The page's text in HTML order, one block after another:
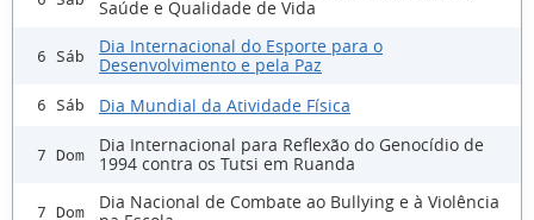
Saúde e Qualidade de Vida
6 Sáb
Dia Internacional do Esporte para o
Desenvolvimento e pela Paz
6 Sáb Dia Mundial da Atividade Física
7 Dom
Dia Internacional para Reflexão do Genocídio de
1994 contra os Tutsi em Ruanda
7 Dom
Dia Nacional de Combate ao Bullying e à Violência